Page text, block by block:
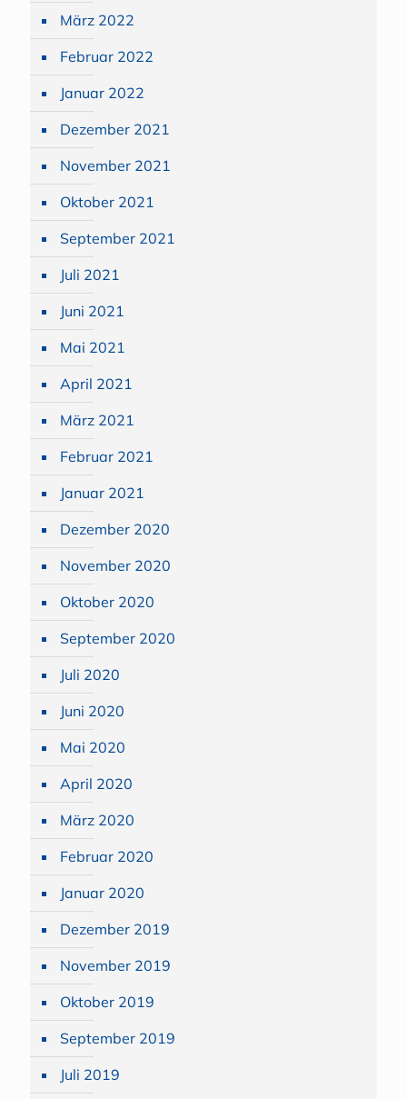
März 2022
Februar 2022
Januar 2022
Dezember 2021
November 2021
Oktober 2021
September 2021
Juli 2021
Juni 2021
Mai 2021
April 2021
März 2021
Februar 2021
Januar 2021
Dezember 2020
November 2020
Oktober 2020
September 2020
Juli 2020
Juni 2020
Mai 2020
April 2020
März 2020
Februar 2020
Januar 2020
Dezember 2019
November 2019
Oktober 2019
September 2019
Juli 2019